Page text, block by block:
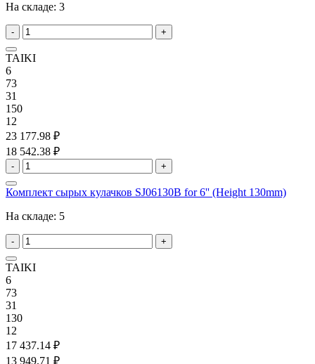
На складе: 3
- +
TAIKI
6
73
31
150
12
23 177.98 ₽
18 542.38 ₽
- +
Комплект сырых кулачков SJ06130B for 6'' (Height 130mm)
На складе: 5
- +
TAIKI
6
73
31
130
12
17 437.14 ₽
13 949.71 ₽